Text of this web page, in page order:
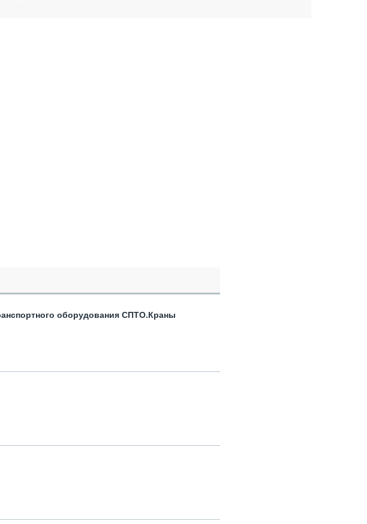
оборудования СПТО.Краны